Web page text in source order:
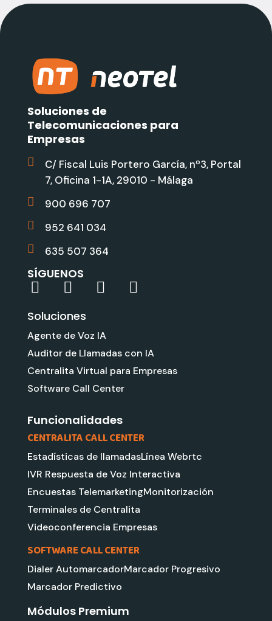
Soluciones de
Telecomunicaciones para
Empresas
C/ Fiscal Luis Portero García, nº3, Portal
7, Oficina 1-1A, 29010 - Málaga
900 696 707
952 641 034
635 507 364
SÍGUENOS
L
n
k
e
d
i
n
Y
u
t
u
b
e
G
g
l
e
I
a
g
Soluciones
Agente de Voz IA
Auditor de Llamadas con IA
Centralita Virtual para Empresas
Software Call Center
Funcionalidades
CENTRALITA CALL CENTER
Estadísticas de llamadasLínea Webrtc
IVR Respuesta de Voz Interactiva
Encuestas TelemarketingMonitorización
Terminales de Centralita
Videoconferencia Empresas
SOFTWARE CALL CENTER
Dialer AutomarcadorMarcador Progresivo
Marcador Predictivo
Módulos Premium